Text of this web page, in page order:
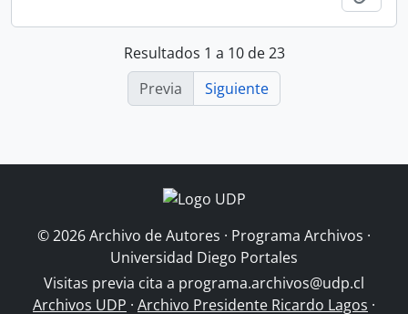
Resultados 1 a 10 de 23
Previa
Siguiente
© 2026 Archivo de Autores · Programa Archivos ·
Universidad Diego Portales
Visitas previa cita a programa.archivos@udp.cl
Archivos UDP · Archivo Presidente Ricardo Lagos ·